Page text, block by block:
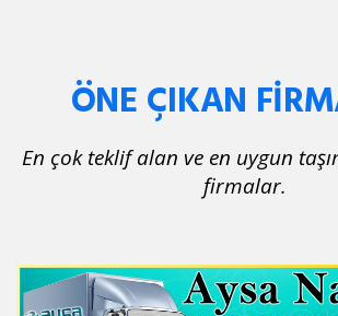
ÖNE ÇIKAN
En çok teklif alan ve en uygun
firmalar.